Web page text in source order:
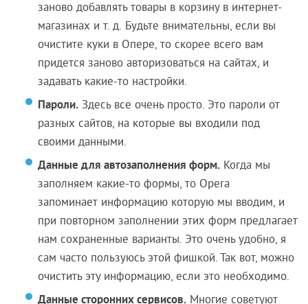
заново добавлять товары в корзину в интернет-
магазинах и т. д. Будьте внимательны, если вы
очистите куки в Опере, то скорее всего вам
придется заново авторизоваться на сайтах, и
задавать какие-то настройки.
Пароли. Здесь все очень просто. Это пароли от
разных сайтов, на которые вы входили под
своими данными.
Данные для автозаполнения форм. Когда мы
заполняем какие-то формы, то Opera
запоминает информацию которую мы вводим, и
при повторном заполнении этих форм предлагает
нам сохраненные варианты. Это очень удобно, я
сам часто пользуюсь этой фишкой. Так вот, можно
очистить эту информацию, если это необходимо.
Данные сторонних сервисов. Многие советуют